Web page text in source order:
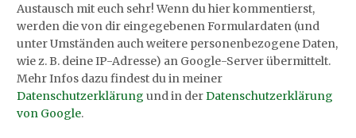
Austausch mit euch sehr! Wenn du hier kommentierst,
werden die von dir eingegebenen Formulardaten (und
unter Umständen auch weitere personenbezogene Daten,
wie z. B. deine IP-Adresse) an Google-Server übermittelt.
Mehr Infos dazu findest du in meiner
Datenschutzerklärung und in derDatenschutzerklärung
von Google.